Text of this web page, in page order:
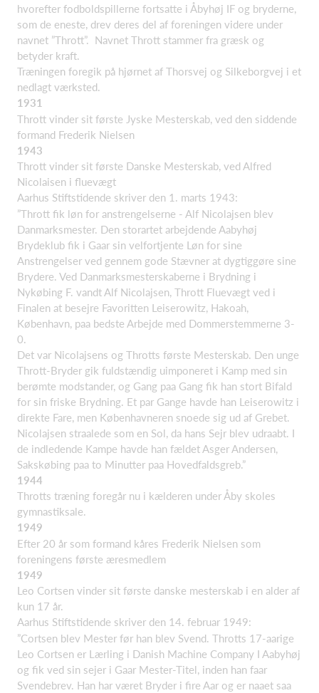
hvorefter fodboldspillerne fortsatte i Åbyhøj IF og bryderne,
som de eneste, drev deres del af foreningen videre under
navnet ”Thrott”. Navnet Thrott stammer fra græsk og
betyder kraft.
Træningen foregik på hjørnet af Thorsvej og Silkeborgvej i et
nedlagt værksted.
1931
Thrott vinder sit første Jyske Mesterskab, ved den siddende
formand Frederik Nielsen
1943
Thrott vinder sit første Danske Mesterskab, ved Alfred
Nicolaisen i fluevægt
Aarhus Stiftstidende skriver den 1. marts 1943:
”Thrott fik løn for anstrengelserne - Alf Nicolajsen blev
Danmarksmester. Den storartet arbejdende Aabyhøj
Brydeklub fik i Gaar sin velfortjente Løn for sine
Anstrengelser ved gennem gode Stævner at dygtiggøre sine
Brydere. Ved Danmarksmesterskaberne i Brydning i
Nykøbing F. vandt Alf Nicolajsen, Thrott Fluevægt ved i
Finalen at besejre Favoritten Leiserowitz, Hakoah,
København, paa bedste Arbejde med Dommerstemmerne 3-
0.
Det var Nicolajsens og Throtts første Mesterskab. Den unge
Thrott-Bryder gik fuldstændig uimponeret i Kamp med sin
berømte modstander, og Gang paa Gang fik han stort Bifald
for sin friske Brydning. Et par Gange havde han Leiserowitz i
direkte Fare, men Københavneren snoede sig ud af Grebet.
Nicolajsen straalede som en Sol, da hans Sejr blev udraabt. I
de indledende Kampe havde han fældet Asger Andersen,
Sakskøbing paa to Minutter paa Hovedfaldsgreb.”
1944
Throtts træning foregår nu i kælderen under Åby skoles
gymnastiksale.
1949
Efter 20 år som formand kåres Frederik Nielsen som
foreningens første æresmedlem
1949
Leo Cortsen vinder sit første danske mesterskab i en alder af
kun 17 år.
Aarhus Stiftstidende skriver den 14. februar 1949:
”Cortsen blev Mester før han blev Svend. Throtts 17-aarige
Leo Cortsen er Lærling i Danish Machine Company I Aabyhøj
og fik ved sin sejer i Gaar Mester-Titel, inden han faar
Svendebrev. Han har været Bryder i fire Aar og er naaet saa